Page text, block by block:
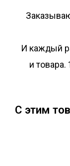
И каждый
и
С этим